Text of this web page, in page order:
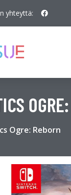
yhteyttä:
Ogre: Reborn